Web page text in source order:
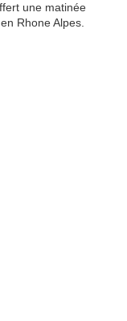
une matinée
Rhone Alpes.